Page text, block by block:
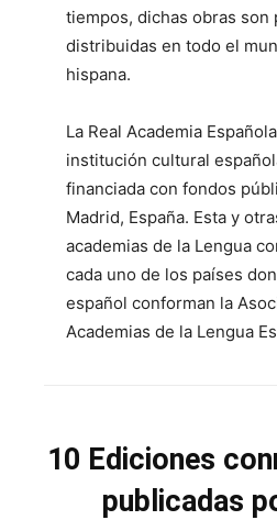
tiempos, dichas obras son
distribuidas en todo el
hispana.
La Real Academia
institución cultural
financiada con fondos
Madrid, España. Esta y
academias de la Lengua
cada uno de los países
español conforman la
Academias de la Lengua
10 Ediciones
publicadas